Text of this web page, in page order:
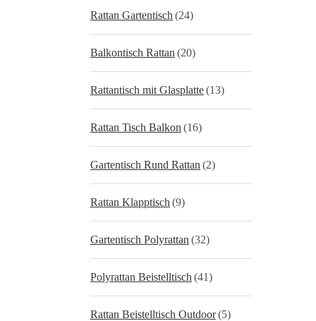
Rattan Gartentisch (24)
Balkontisch Rattan (20)
Rattantisch mit Glasplatte(13)
Rattan Tisch Balkon (16)
Gartentisch Rund Rattan (2)
Rattan Klapptisch (9)
Gartentisch Polyrattan (32)
Polyrattan Beistelltisch (41)
Rattan Beistelltisch Outdoor(5)